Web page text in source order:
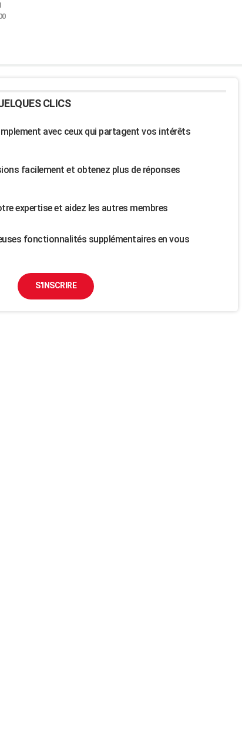
CLICS
avec ceux qui partagent vos intérêts
facilement et obtenez plus de réponses
expertise et aidez les autres membres
fonctionnalités supplémentaires en vous
S'INSCRIRE